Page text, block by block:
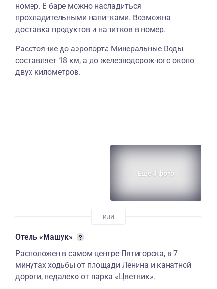
номер. В баре можно насладиться
прохладительными напитками. Возможна
доставка продуктов и напитков в номер.
Расстояние до аэропорта Минеральные Воды
составляет 18 км, а до железнодорожного около
двух километров.
Еще 3 фото
Отель «Машук»
Расположен в самом центре Пятигорска, в 7
минутах ходьбы от площади Ленина и канатной
дороги, недалеко от парка «Цветник».